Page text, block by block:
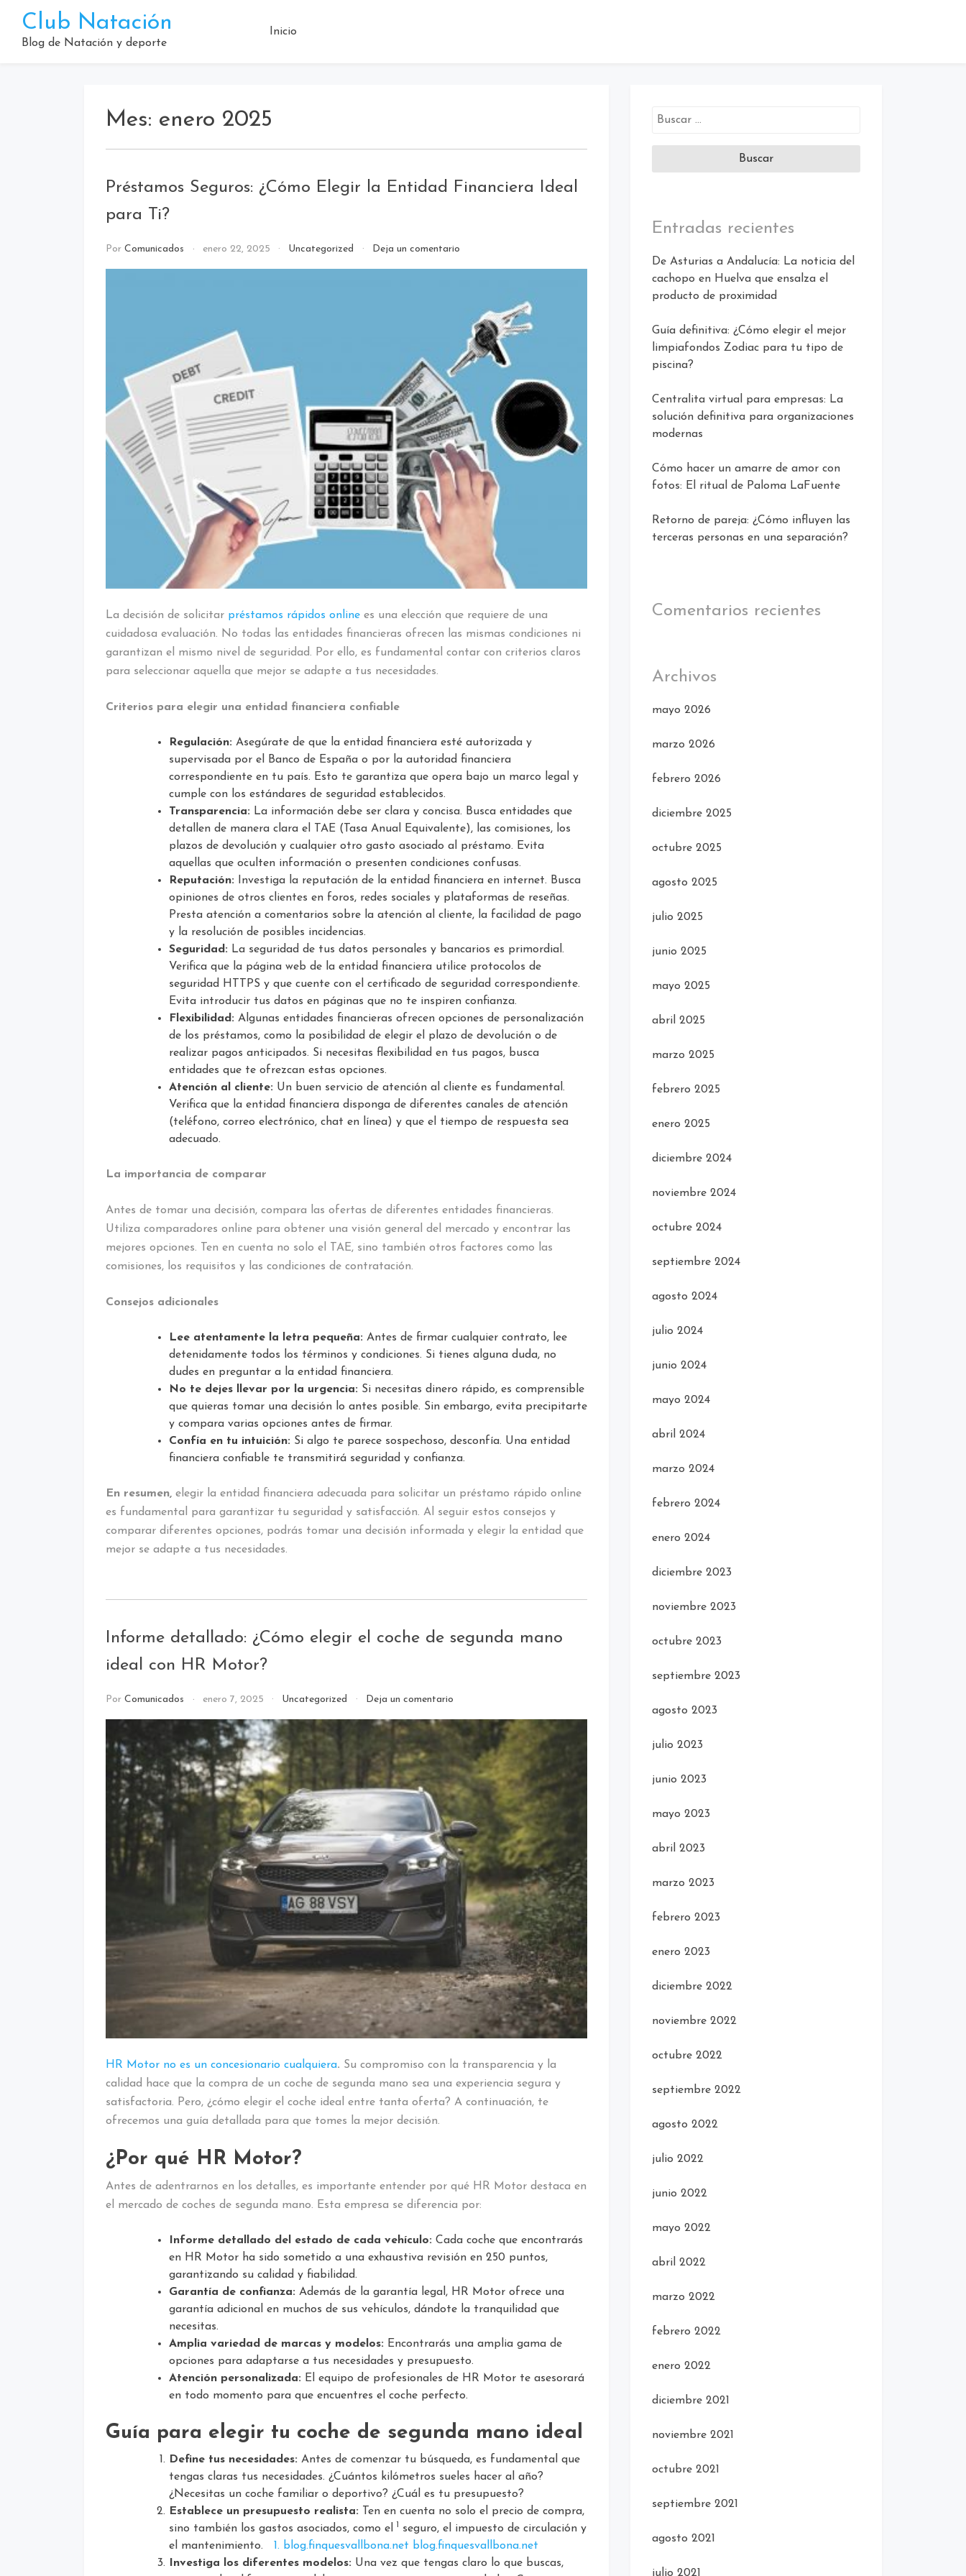
contenido
Club Natación
Blog de Natación y deporte
Inicio
Mes: enero 2025
Préstamos Seguros: ¿Cómo Elegir la Entidad Financiera Ideal
para Ti?
Por Comunicados enero 22, 2025 Uncategorized Deja un comentarioen
Entidad
Financiera
Ideal
Ti?
La decisión de solicitar préstamos rápidos online es una elección que requiere de una
cuidadosa evaluación. No todas las entidades financieras ofrecen las mismas condiciones ni
garantizan el mismo nivel de seguridad. Por ello, es fundamental contar con criterios claros
para seleccionar aquella que mejor se adapte a tus necesidades.
Criterios para elegir una entidad financiera confiable
Regulación: Asegúrate de que la entidad financiera esté autorizada y
supervisada por el Banco de España o por la autoridad financiera
correspondiente en tu país. Esto te garantiza que opera bajo un marco legal y
cumple con los estándares de seguridad establecidos.
Transparencia: La información debe ser clara y concisa. Busca entidades que
detallen de manera clara el TAE (Tasa Anual Equivalente), las comisiones, los
plazos de devolución y cualquier otro gasto asociado al préstamo. Evita
aquellas que oculten información o presenten condiciones confusas.
Reputación: Investiga la reputación de la entidad financiera en internet. Busca
opiniones de otros clientes en foros, redes sociales y plataformas de reseñas.
Presta atención a comentarios sobre la atención al cliente, la facilidad de pago
y la resolución de posibles incidencias.
Seguridad: La seguridad de tus datos personales y bancarios es primordial.
Verifica que la página web de la entidad financiera utilice protocolos de
seguridad HTTPS y que cuente con el certificado de seguridad correspondiente.
Evita introducir tus datos en páginas que no te inspiren confianza.
Flexibilidad: Algunas entidades financieras ofrecen opciones de personalización
de los préstamos, como la posibilidad de elegir el plazo de devolución o de
realizar pagos anticipados. Si necesitas flexibilidad en tus pagos, busca
entidades que te ofrezcan estas opciones.
Atención al cliente: Un buen servicio de atención al cliente es fundamental.
Verifica que la entidad financiera disponga de diferentes canales de atención
(teléfono, correo electrónico, chat en línea) y que el tiempo de respuesta sea
adecuado.
La importancia de comparar
Antes de tomar una decisión, compara las ofertas de diferentes entidades financieras.
Utiliza comparadores online para obtener una visión general del mercado y encontrar las
mejores opciones. Ten en cuenta no solo el TAE, sino también otros factores como las
comisiones, los requisitos y las condiciones de contratación.
Consejos adicionales
Lee atentamente la letra pequeña: Antes de firmar cualquier contrato, lee
detenidamente todos los términos y condiciones. Si tienes alguna duda, no
dudes en preguntar a la entidad financiera.
No te dejes llevar por la urgencia: Si necesitas dinero rápido, es comprensible
que quieras tomar una decisión lo antes posible. Sin embargo, evita precipitarte
y compara varias opciones antes de firmar.
Confía en tu intuición: Si algo te parece sospechoso, desconfía. Una entidad
financiera confiable te transmitirá seguridad y confianza.
En resumen, elegir la entidad financiera adecuada para solicitar un préstamo rápido online
es fundamental para garantizar tu seguridad y satisfacción. Al seguir estos consejos y
comparar diferentes opciones, podrás tomar una decisión informada y elegir la entidad que
mejor se adapte a tus necesidades.
Informe detallado: ¿Cómo elegir el coche de segunda mano
ideal con HR Motor?
Por Comunicados enero 7, 2025 Uncategorized Deja un comentarioen
detallado:
elegir
el
coche
de
segunda
mano
ideal
con
HR
Motor?
HR Motor no es un concesionario cualquiera. Su compromiso con la transparencia y la
calidad hace que la compra de un coche de segunda mano sea una experiencia segura y
satisfactoria. Pero, ¿cómo elegir el coche ideal entre tanta oferta? A continuación, te
ofrecemos una guía detallada para que tomes la mejor decisión.
¿Por qué HR Motor?
Antes de adentrarnos en los detalles, es importante entender por qué HR Motor destaca en
el mercado de coches de segunda mano. Esta empresa se diferencia por:
Informe detallado del estado de cada vehículo: Cada coche que encontrarás
en HR Motor ha sido sometido a una exhaustiva revisión en 250 puntos,
garantizando su calidad y fiabilidad.
Garantía de confianza: Además de la garantía legal, HR Motor ofrece una
garantía adicional en muchos de sus vehículos, dándote la tranquilidad que
necesitas.
Amplia variedad de marcas y modelos: Encontrarás una amplia gama de
opciones para adaptarse a tus necesidades y presupuesto.
Atención personalizada: El equipo de profesionales de HR Motor te asesorará
en todo momento para que encuentres el coche perfecto.
Guía para elegir tu coche de segunda mano ideal
Define tus necesidades: Antes de comenzar tu búsqueda, es fundamental que
tengas claras tus necesidades. ¿Cuántos kilómetros sueles hacer al año?
¿Necesitas un coche familiar o deportivo? ¿Cuál es tu presupuesto?
Establece un presupuesto realista: Ten en cuenta no solo el precio de compra,
sino también los gastos asociados, como el
1
seguro, el impuesto de circulación y
el mantenimiento. 1. blog.finquesvallbona.net blog.finquesvallbona.net
Investiga los diferentes modelos: Una vez que tengas claro lo que buscas,
Buscar:
Entradas recientes
De Asturias a Andalucía: La noticia del
cachopo en Huelva que ensalza el
producto de proximidad
Guía definitiva: ¿Cómo elegir el mejor
limpiafondos Zodiac para tu tipo de
piscina?
Centralita virtual para empresas: La
solución definitiva para organizaciones
modernas
Cómo hacer un amarre de amor con
fotos: El ritual de Paloma LaFuente
Retorno de pareja: ¿Cómo influyen las
terceras personas en una separación?
Comentarios recientes
Archivos
mayo 2026
marzo 2026
febrero 2026
diciembre 2025
octubre 2025
agosto 2025
julio 2025
junio 2025
mayo 2025
abril 2025
marzo 2025
febrero 2025
enero 2025
diciembre 2024
noviembre 2024
octubre 2024
septiembre 2024
agosto 2024
julio 2024
junio 2024
mayo 2024
abril 2024
marzo 2024
febrero 2024
enero 2024
diciembre 2023
noviembre 2023
octubre 2023
septiembre 2023
agosto 2023
julio 2023
junio 2023
mayo 2023
abril 2023
marzo 2023
febrero 2023
enero 2023
diciembre 2022
noviembre 2022
octubre 2022
septiembre 2022
agosto 2022
julio 2022
junio 2022
mayo 2022
abril 2022
marzo 2022
febrero 2022
enero 2022
diciembre 2021
noviembre 2021
octubre 2021
septiembre 2021
agosto 2021
julio 2021